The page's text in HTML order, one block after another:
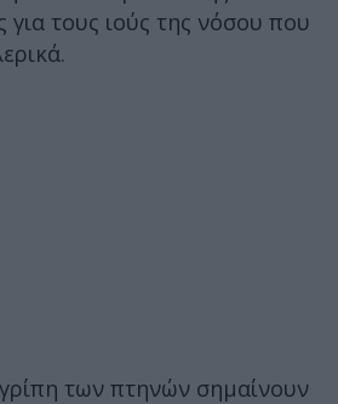
για τους ιούς της νόσου που
των πτηνών σημαίνουν